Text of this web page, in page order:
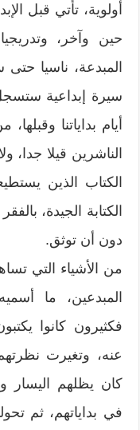
أولوية، تأتي قبل
حين وآخر،
المبدعة، ناسيا حتى
سيرة إبداعية
أيام بداياتنا
الناشرين قيلا جدا،
الكتاب الذين
الكتابة الجيدة،
دون أن توثق.
من الأشياء التي
المبدعين، ما
فكثيرون كانوا
عنه، وتغيرت
كان يظلهم اليسار
في بداياتهم، ثم